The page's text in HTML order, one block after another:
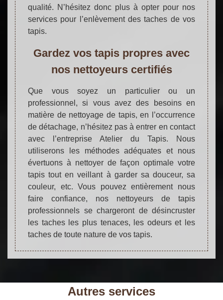
qualité. N’hésitez donc plus à opter pour nos
services pour l’enlèvement des taches de vos
tapis.
Gardez vos tapis propres avec
nos nettoyeurs certifiés
Que vous soyez un particulier ou un
professionnel, si vous avez des besoins en
matière de nettoyage de tapis, en l’occurrence
de détachage, n’hésitez pas à entrer en contact
avec l’entreprise Atelier du Tapis. Nous
utiliserons les méthodes adéquates et nous
évertuons à nettoyer de façon optimale votre
tapis tout en veillant à garder sa douceur, sa
couleur, etc. Vous pouvez entièrement nous
faire confiance, nos nettoyeurs de tapis
professionnels se chargeront de désincruster
les taches les plus tenaces, les odeurs et les
taches de toute nature de vos tapis.
Autres services